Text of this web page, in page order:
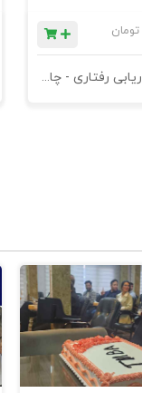
تومان
کتاب بازاریابی رفتاری - چاپ سوم